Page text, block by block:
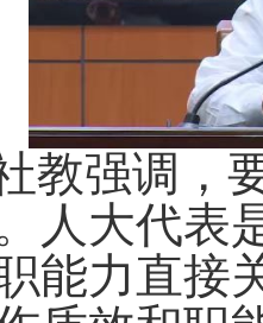
强调，要
人大代表
能力直接